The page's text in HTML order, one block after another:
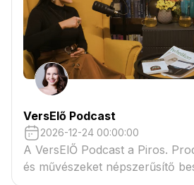
VersElő Podcast
2026-12-24 00:00:00
A VersElŐ Podcast a Piros.
és művészeket népszerűsítő